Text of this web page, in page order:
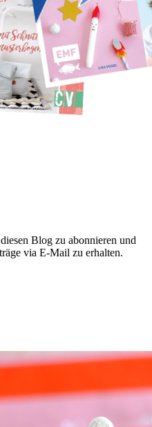
Blog zu abonnieren und
via E-Mail zu erhalten.